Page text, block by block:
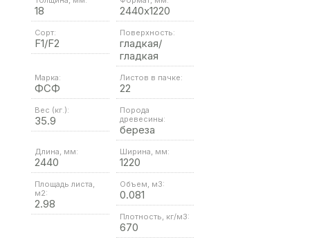
18 2440х1220
Сорт:
F1/F2
Поверхность:
гладкая/
гладкая
Марка:
ФСФ
Листов в пачке:
22
Вес (кг.):
35.9
Порода
древесины:
береза
Длина, мм:
2440
Ширина, мм:
1220
Площадь листа,
м2:
2.98
Объем, м3:
0.081
Плотность, кг/м3:
670